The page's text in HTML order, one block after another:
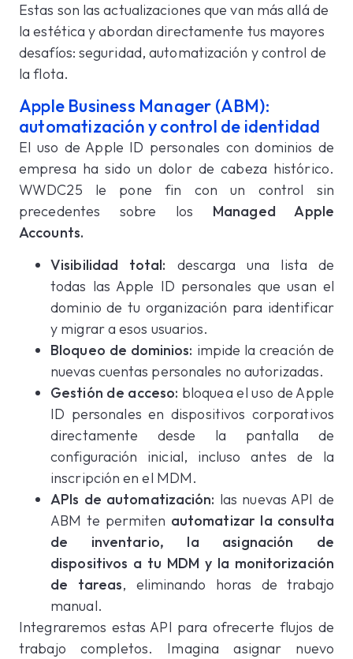
Estas son las actualizaciones que van más allá de
la estética y abordan directamente tus mayores
desafíos: seguridad, automatización y control de
la flota.
Apple Business Manager (ABM):
automatización y control de identidad
El uso de Apple ID personales con dominios de
empresa ha sido un dolor de cabeza histórico.
WWDC25 le pone fin con un control sin
precedentes sobre los Managed Apple
Accounts.
Visibilidad total: descarga una lista de
todas las Apple ID personales que usan el
dominio de tu organización para identificar
y migrar a esos usuarios.
Bloqueo de dominios: impide la creación de
nuevas cuentas personales no autorizadas.
Gestión de acceso: bloquea el uso de Apple
ID personales en dispositivos corporativos
directamente desde la pantalla de
configuración inicial, incluso antes de la
inscripción en el MDM.
APIs de automatización: las nuevas API de
ABM te permiten automatizar la consulta
de inventario, la asignación de
dispositivos a tu MDM y la monitorización
de tareas, eliminando horas de trabajo
manual.
Integraremos estas API para ofrecerte flujos de
trabajo completos. Imagina asignar nuevo